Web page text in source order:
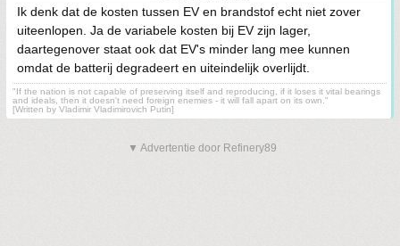
Ik denk dat de kosten tussen EV en brandstof echt niet zover
uiteenlopen. Ja de variabele kosten bij EV zijn lager,
daartegenover staat ook dat EV's minder lang mee kunnen
omdat de batterij degradeert en uiteindelijk overlijdt.
"If the nation is not capable of preserving itself and reproducing, if it loses it vital bearings
and ideals, then it doesn't need foreign enemies - it will fall apart on its own."
[Written by Vladimir Vladimirovich Putin]
▼ Advertentie door Refinery89